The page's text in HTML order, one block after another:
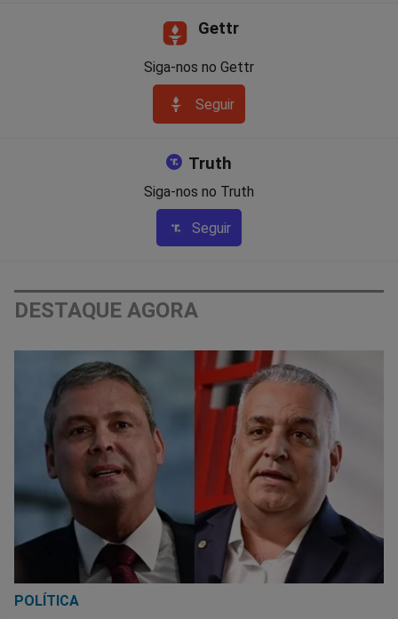
Gettr
Siga-nos no Gettr
Seguir
Truth
Siga-nos no Truth
Seguir
DESTAQUE AGORA
POLÍTICA